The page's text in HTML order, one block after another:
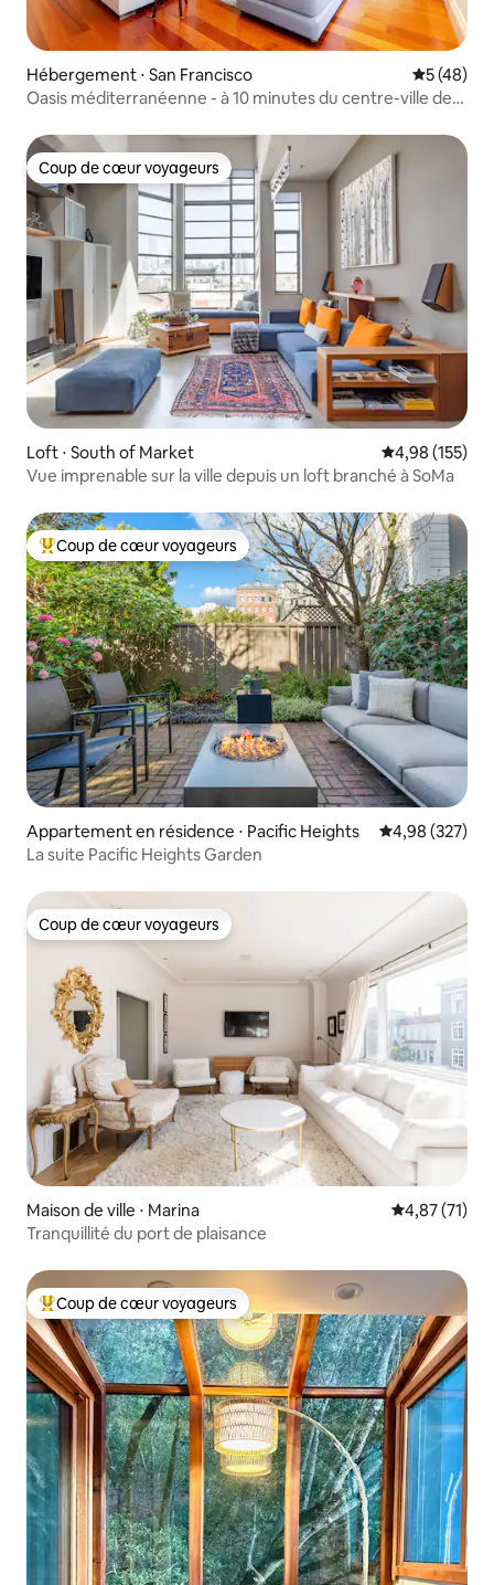
Hébergement ⋅ San Francisco
5 (48)
Oasis méditerranéenne - à 10 minutes du centre-ville de
Coup de cœur voyageurs
Coup de cœur voyageurs
Loft ⋅ South of Market Évaluation
4,98 (155)
Vue imprenable sur la ville depuis un loft branché à SoMa
Coups de cœur voyageurs les plus appréciés
Coup de cœur voyageurs
Appartement en résidence ⋅ Pacific Heights Évaluation
4,98 (327)
La suite Pacific Heights Garden
Coup de cœur voyageurs
Coup de cœur voyageurs
Maison de ville ⋅ Marina Évaluation
4,87 (71)
Tranquillité du port de plaisance
Coups de cœur voyageurs les plus appréciés
Coup de cœur voyageurs